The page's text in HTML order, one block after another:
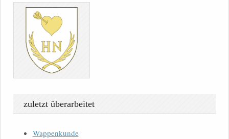
zuletzt überarbeitet
Wappenkunde